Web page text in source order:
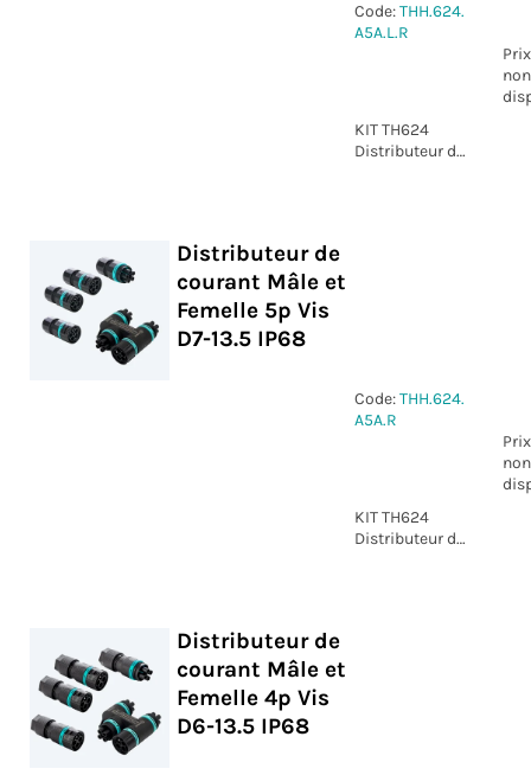
Code:THH.624.
A5A.L.R
Prix
non
KIT TH624
Distributeur de
Distributeur de
courant Mâle et
Femelle 5p Vis
D7-13.5 IP68
Code:THH.624.
A5A.R
Prix
non
KIT TH624
Distributeur de
Distributeur de
courant Mâle et
Femelle 4p Vis
D6-13.5 IP68